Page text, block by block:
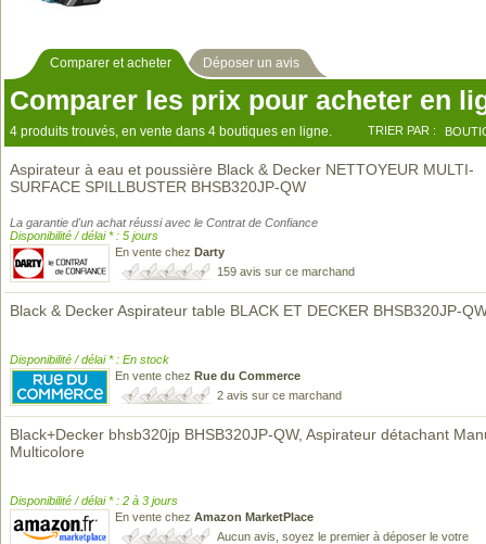
Comparer et acheter Déposer un avis
Comparer les prix pour acheter en
4 produits trouvés, en vente dans 4 boutiques en ligne. TRIER PAR :
Aspirateur à eau et poussière Black & Decker NETTOYEUR MULTI-
SURFACE SPILLBUSTER BHSB320JP-QW
La garantie d'un achat réussi avec le Contrat de Confiance
Disponibilité / délai * : 5 jours
En vente chez Darty
159 avis sur ce marchand
Black & Decker Aspirateur table BLACK ET DECKER BHSB320JP-
Disponibilité / délai * : En stock
En vente chez Rue du Commerce
2 avis sur ce marchand
Black+Decker bhsb320jp BHSB320JP-QW, Aspirateur détachant
Multicolore
Disponibilité / délai * : 2 à 3 jours
En vente chez Amazon MarketPlace
Aucun avis, soyez le premier à déposer le votre